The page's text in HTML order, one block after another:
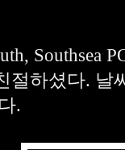
Southsea
절하셨다. 날
.